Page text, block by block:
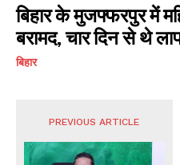
बिहार के मुजफ्फरपुर में
बरामद, चार दिन से थे
बिहार
PREVIOUS ARTICLE